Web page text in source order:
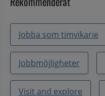
Jobba som timvikarie
Jobbmöjligheter
Visit and explore